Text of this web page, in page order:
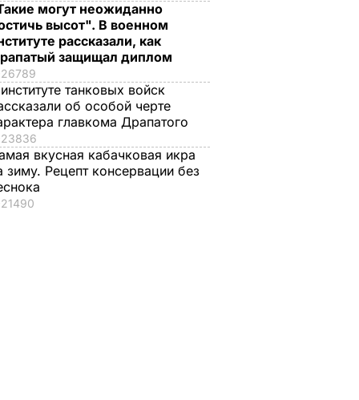
могут неожиданно
высот". В военном
рассказали, как
защищал диплом
26789
танковых войск
об особой черте
главкома Драпатого
23836
вкусная кабачковая икра
зиму. Рецепт консервации без
21490